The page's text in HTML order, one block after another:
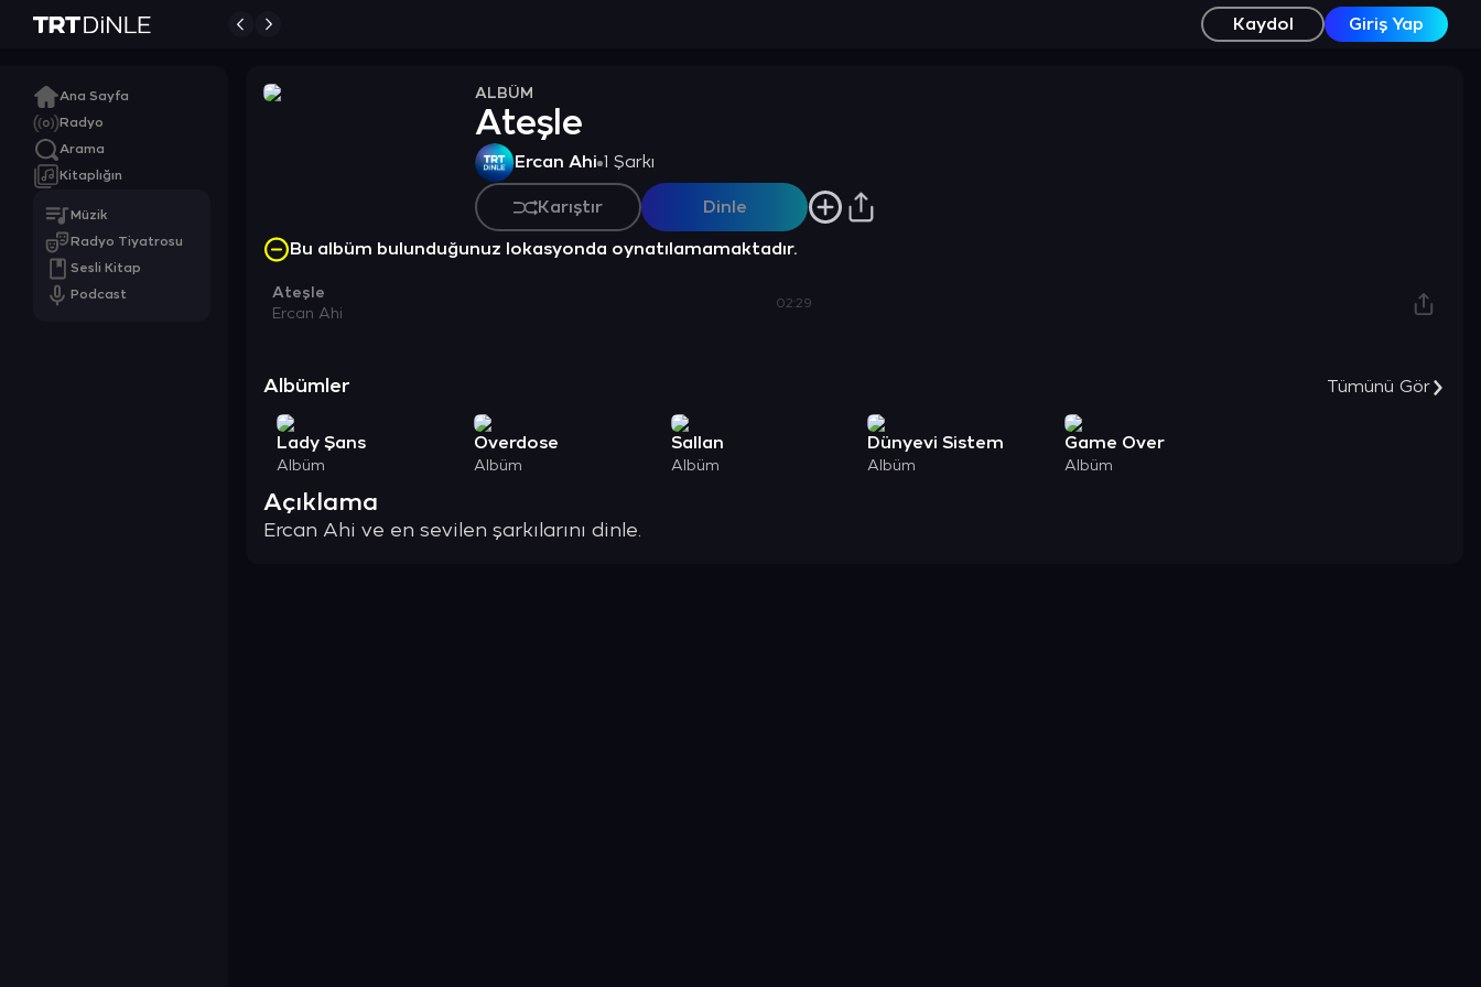
Kaydol Giriş Yap
Ana Sayfa
Radyo
Arama
Kitaplığın
Müzik
Radyo Tiyatrosu
Sesli Kitap
Podcast
ALBÜM
Ateşle
Ercan Ahi 1 Şarkı
Karıştır Dinle
Bu albüm bulunduğunuz lokasyonda oynatılamamaktadır.
Ateşle
Ercan Ahi
02:29
Albümler Tümünü Gör
Lady Şans
Albüm
Overdose
Albüm
Sallan
Albüm
Dünyevi Sistem
Albüm
Game Over
Albüm
Açıklama
Ercan Ahi ve en sevilen şarkılarını dinle.